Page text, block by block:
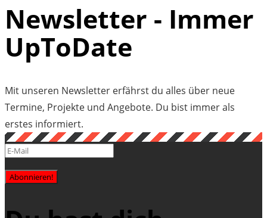
Newsletter - Immer
UpToDate
Mit unseren Newsletter erfährst du alles über neue
Termine, Projekte und Angebote. Du bist immer als
erstes informiert.
Abonnieren!